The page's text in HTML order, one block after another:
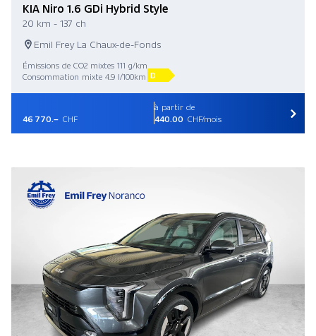
KIA Niro 1.6 GDi Hybrid Style
20 km - 137 ch
Emil Frey La Chaux-de-Fonds
Émissions de CO2 mixtes 111 g/km
Consommation mixte 4.9 l/100km D
46 770.– CHF
à partir de
440.00 CHF/mois